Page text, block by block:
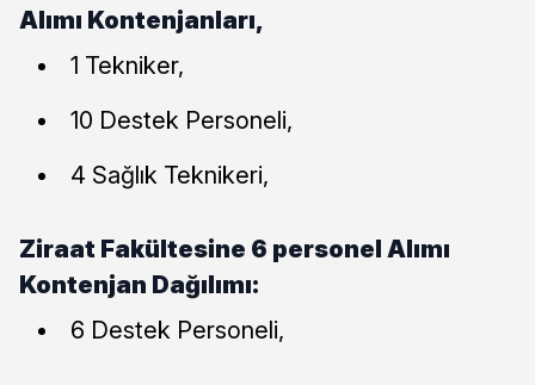
Alımı Kontenjanları,
1 Tekniker,
10 Destek Personeli,
4 Sağlık Teknikeri,
Ziraat Fakültesine 6 personel Alımı
Kontenjan Dağılımı:
6 Destek Personeli,